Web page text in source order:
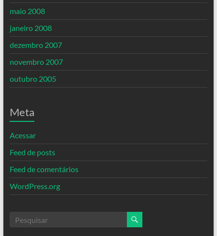
maio 2008
janeiro 2008
dezembro 2007
novembro 2007
outubro 2005
Meta
Acessar
Feed de posts
Feed de comentários
WordPress.org